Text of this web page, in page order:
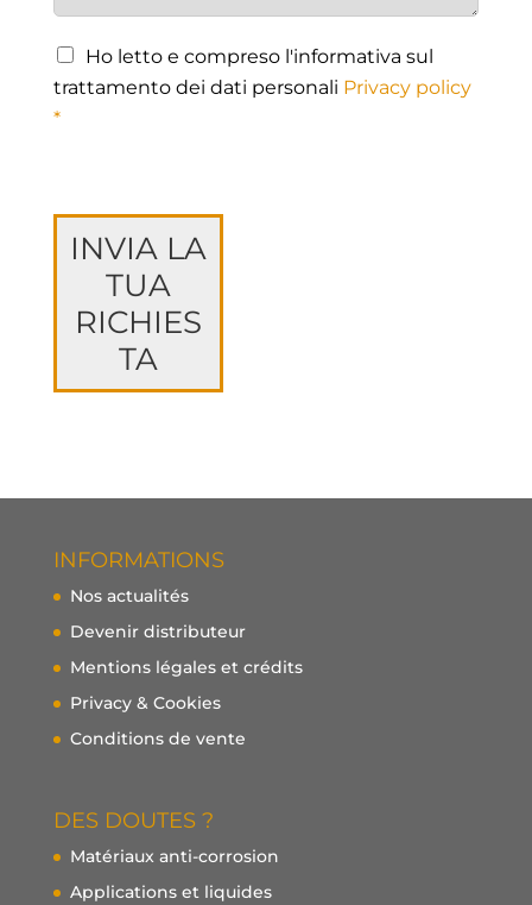
Ho letto e compreso l'informativa sul
trattamento dei dati personali Privacy policy
*
INVIA LA
TUA
RICHIES
TA
INFORMATIONS
Nos actualités
Devenir distributeur
Mentions légales et crédits
Privacy & Cookies
Conditions de vente
DES DOUTES ?
Matériaux anti-corrosion
Applications et liquides